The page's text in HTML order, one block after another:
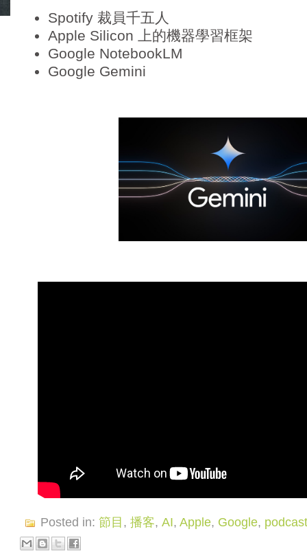
Spotify 裁員千五人
Apple Silicon 上的機器學習框架
Google NotebookLM
Google Gemini
Posted in: 節目, 播客, AI, Apple, Google, podcast